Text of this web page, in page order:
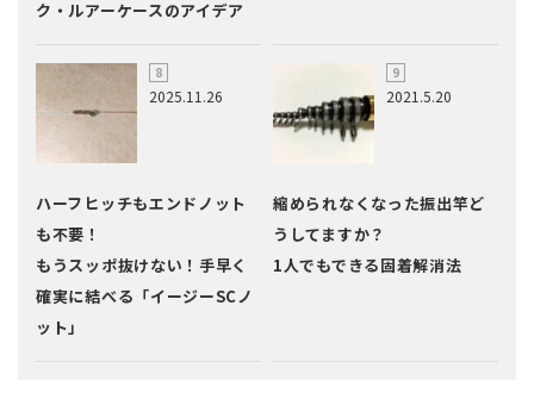
ク・ルアーケースのアイデア
2025.11.26
ハーフヒッチもエンドノット
も不要！
もうスッポ抜けない！手早く
確実に結べる「イージーSCノ
ット」
2021.5.20
縮められなくなった振出竿ど
うしてますか？
1人でもできる固着解消法